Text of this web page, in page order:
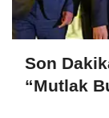
Son
“Mutlak